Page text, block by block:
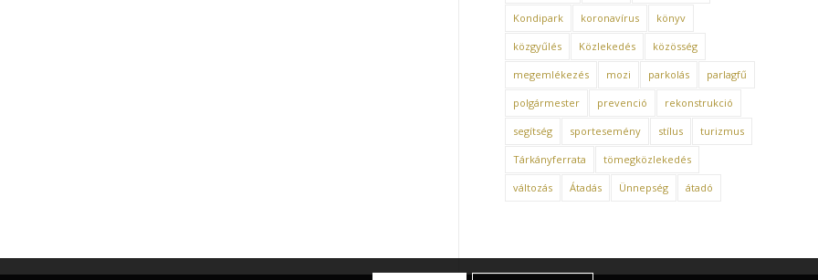
Kondipark koronavírus könyv
közgyűlés Közlekedés közösség
megemlékezés mozi parkolás parlagfű
polgármester prevenció rekonstrukció
segítség sportesemény stílus turizmus
Tárkányferrata tömegközlekedés
változás Átadás Ünnepség átadó